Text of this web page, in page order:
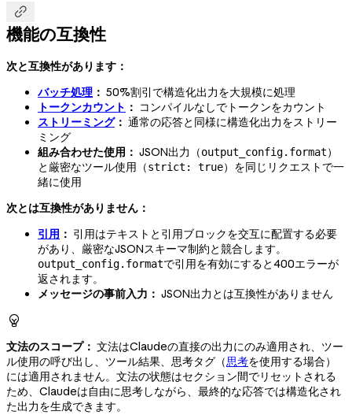

機能の互換性
次と互換性があります：
バッチ処理 ： 50%割引で構造化出力を大規模に処理
トークンカウント ： コンパイルなしでトークンをカウント
ストリーミング： 通常の応答と同様に構造化出力をストリー
ミング
組み合わせた使用： JSON出力（output_config.format）
と厳密なツール使用（strict: true）を同じリクエストで一
緒に使用
次とは互換性がありません：
引用 ： 引用はテキストと引用ブロックを交互に配置する必要
があり、厳密なJSONスキーマ制約と競合します。
output_config.formatで引用を有効にすると400エラーが
返されます。
メッセージの事前入力： JSON出力とは互換性がありません

文法のスコープ： 文法はClaudeの直接の出力にのみ適用され、ツー
ル使用の呼び出し、ツール結果、思考タグ（思考を使用する場合）
には適用されません。文法の状態はセクション間でリセットされる
ため、Claudeは自由に思考しながら、最終的な応答では構造化され
た出力を生成できます。